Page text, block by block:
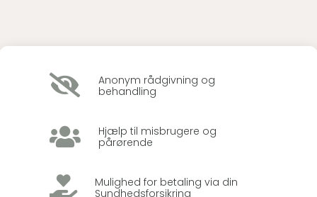

Anonym rådgivning og
behandling

Hjælp til misbrugere og
pårørende

Mulighed for betaling via din
Sundhedsforsikring